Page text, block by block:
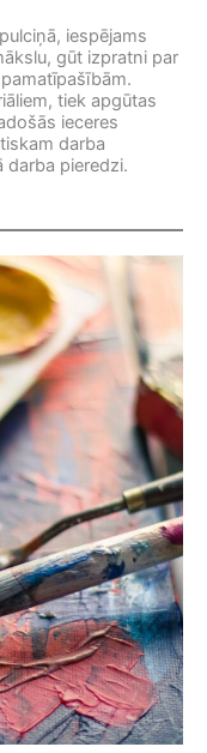
iespējams
gūt izpratni par
tiek apgūtas
ieceres
darba
darba pieredzi.